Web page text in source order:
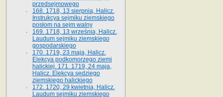
przedsejmowego
168. 1718, 13 sierpnia, Halicz.
Instrukcya sejmiku ziemskiego
posłom na sejm walny
169. 1718, 13 września, Halicz.
Laudum sejmiku ziemskiego
gospodarskiego
170. 1719, 23 maja, Halicz.
Elekcya podkomorzego ziemi
halickiej. 171. 1719, 24 maja,
Halicz. Elekcya sędziego
ziemskiego halickiego
172. 1720, 29 kwietnia, Halicz.
Laudum sejmiku ziemskiego